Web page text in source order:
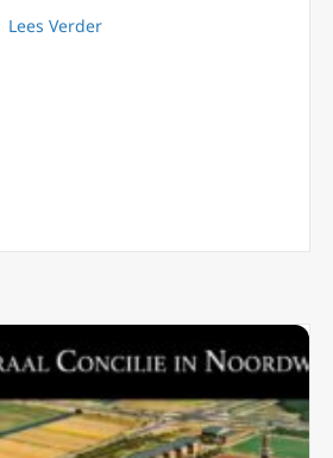
zijn invloed buiten Duitsland
Lees Verderabout Dominee van